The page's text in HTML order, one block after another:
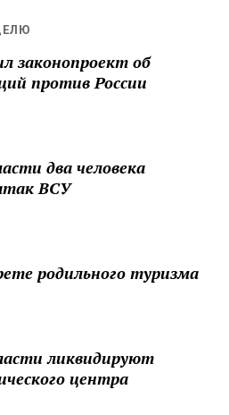
законопроект об
против России
два человека
ВСУ
родильного туризма
ликвидируют
центра